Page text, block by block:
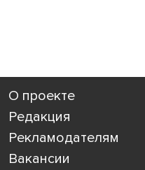
О проекте
Редакция
Рекламодателям
Вакансии